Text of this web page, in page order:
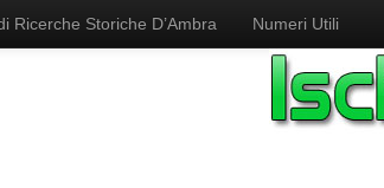
Ricerche Storiche D’Ambra Numeri Utili